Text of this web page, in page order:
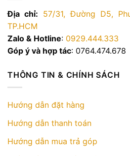
Địa chỉ: 57/31, Đường D5,
TP.HCM
Zalo & Hotline: 0929.444.333
Góp ý và hợp tác: 0764.474.678
THÔNG TIN & CHÍNH SÁCH
Hướng dẫn đặt hàng
Hướng dẫn thanh toán
Hướng dẫn mua trả góp